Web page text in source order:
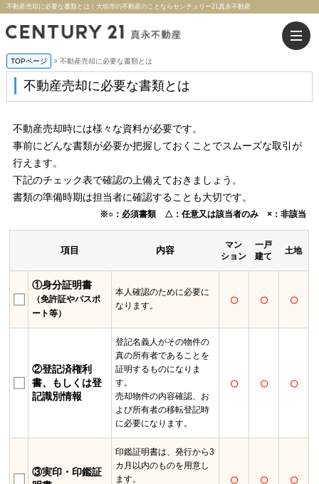
不動産売却に必要な書類とは｜大垣市の不動産のことならセンチュリー21真永不動産
TOPページ > 不動産売却に必要な書類とは